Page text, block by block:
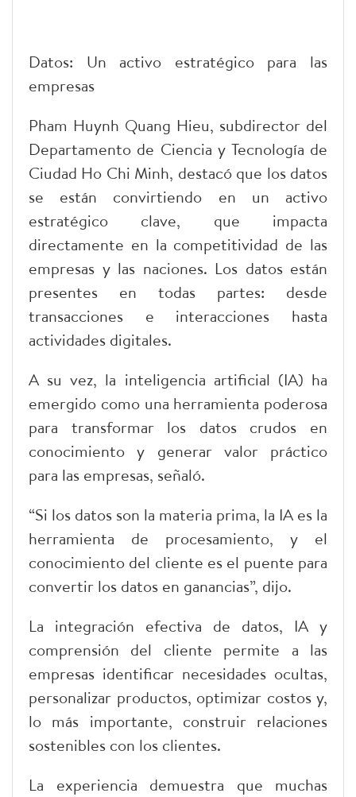
Datos: Un activo estratégico para las
empresas
Pham Huynh Quang Hieu, subdirector del
Departamento de Ciencia y Tecnología de
Ciudad Ho Chi Minh, destacó que los datos
se están convirtiendo en un activo
estratégico clave, que impacta
directamente en la competitividad de las
empresas y las naciones. Los datos están
presentes en todas partes: desde
transacciones e interacciones hasta
actividades digitales.
A su vez, la inteligencia artificial (IA) ha
emergido como una herramienta poderosa
para transformar los datos crudos en
conocimiento y generar valor práctico
para las empresas, señaló.
“Si los datos son la materia prima, la IA es la
herramienta de procesamiento, y el
conocimiento del cliente es el puente para
convertir los datos en ganancias”, dijo.
La integración efectiva de datos, IA y
comprensión del cliente permite a las
empresas identificar necesidades ocultas,
personalizar productos, optimizar costos y,
lo más importante, construir relaciones
sostenibles con los clientes.
La experiencia demuestra que muchas